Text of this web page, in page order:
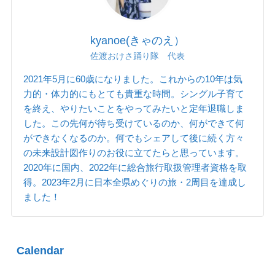
kyanoe(きゃのえ）
佐渡おけさ踊り隊 代表
2021年5月に60歳になりました。これからの10年は気
力的・体力的にもとても貴重な時間。シングル子育て
を終え、やりたいことをやってみたいと定年退職しま
した。この先何が待ち受けているのか、何ができて何
ができなくなるのか。何でもシェアして後に続く方々
の未来設計図作りのお役に立てたらと思っています。
2020年に国内、2022年に総合旅行取扱管理者資格を取
得。2023年2月に日本全県めぐりの旅・2周目を達成し
ました！
Calendar